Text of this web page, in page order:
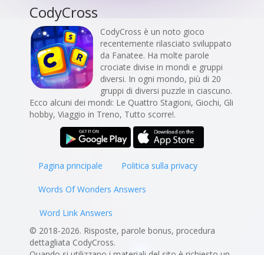
CodyCross
CodyCross è un noto gioco
recentemente rilasciato sviluppato
da Fanatee. Ha molte parole
crociate divise in mondi e gruppi
diversi. In ogni mondo, più di 20
gruppi di diversi puzzle in ciascuno.
Ecco alcuni dei mondi: Le Quattro Stagioni, Giochi, Gli
hobby, Viaggio in Treno, Tutto scorre!.
Pagina principale Politica sulla privacy
Words Of Wonders Answers
Word Link Answers
© 2018-2026. Risposte, parole bonus, procedura
dettagliata CodyCross.